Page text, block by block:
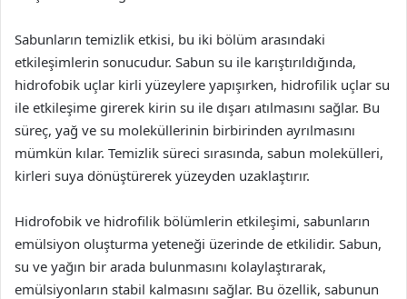
Sabunların temizlik etkisi, bu iki bölüm arasındaki
etkileşimlerin sonucudur. Sabun su ile karıştırıldığında,
hidrofobik uçlar kirli yüzeylere yapışırken, hidrofilik uçlar su
ile etkileşime girerek kirin su ile dışarı atılmasını sağlar. Bu
süreç, yağ ve su moleküllerinin birbirinden ayrılmasını
mümkün kılar. Temizlik süreci sırasında, sabun molekülleri,
kirleri suya dönüştürerek yüzeyden uzaklaştırır.
Hidrofobik ve hidrofilik bölümlerin etkileşimi, sabunların
emülsiyon oluşturma yeteneği üzerinde de etkilidir. Sabun,
su ve yağın bir arada bulunmasını kolaylaştırarak,
emülsiyonların stabil kalmasını sağlar. Bu özellik, sabunun